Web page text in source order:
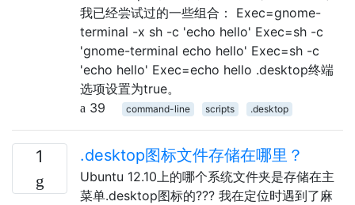
我已经尝试过的一些组合： Exec=gnome-
terminal -x sh -c 'echo hello' Exec=sh -c
'gnome-terminal echo hello' Exec=sh -c
'echo hello' Exec=echo hello .desktop终端
选项设置为true。
39
command-line scripts .desktop
1 .desktop图标文件存储在哪里？
Ubuntu 12.10上的哪个系统文件夹是存储在主
菜单.desktop图标的??? 我在定位时遇到了麻